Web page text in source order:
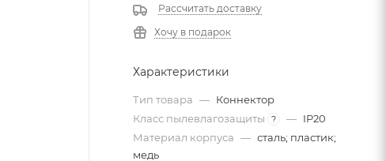
Рассчитать доставку
Хочу в подарок
Характеристики
Тип товара — Коннектор
Класс пылевлагозащиты
? — IP20
Материал корпуса — сталь; пластик;
медь